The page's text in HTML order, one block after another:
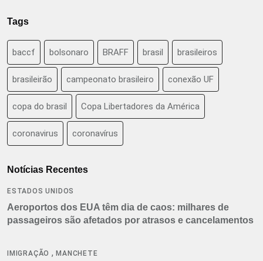
Tags
baccf bolsonaro BRAFF brasil brasileiros
brasileirão campeonato brasileiro conexão UF
copa do brasil Copa Libertadores da América
coronavirus coronavírus
Notícias Recentes
ESTADOS UNIDOS
Aeroportos dos EUA têm dia de caos: milhares de
passageiros são afetados por atrasos e cancelamentos
IMIGRAÇÃO ,MANCHETE